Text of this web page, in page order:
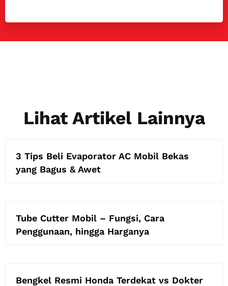
Lihat Artikel Lainnya
3 Tips Beli Evaporator AC Mobil Bekas
yang Bagus & Awet
Tube Cutter Mobil – Fungsi, Cara
Penggunaan, hingga Harganya
Bengkel Resmi Honda Terdekat vs Dokter